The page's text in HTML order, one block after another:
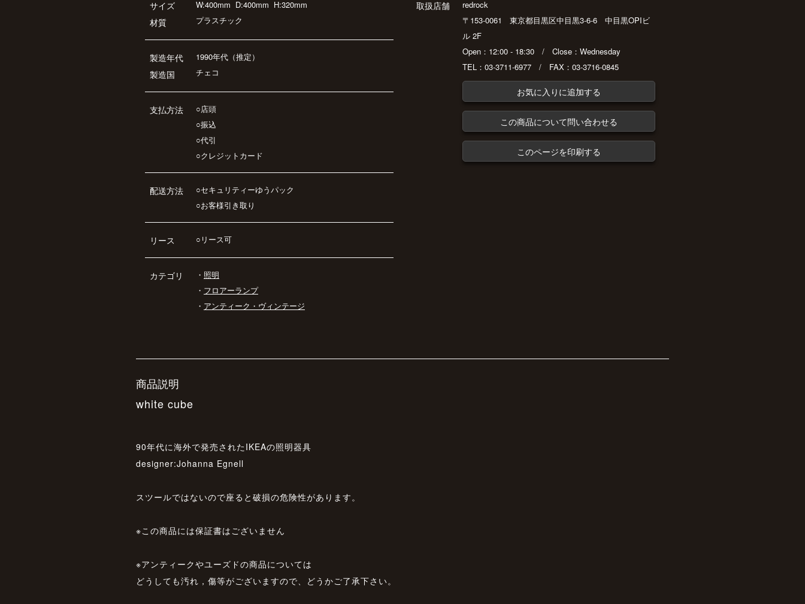
サイズ
材質
W:400mm D:400mm H:320mm
プラスチック
製造年代
製造国
1990年代（推定）
チェコ
支払方法
○店頭
○振込
○代引
○クレジットカード
配送方法
○セキュリティーゆうパック
○お客様引き取り
リース ○リース可
カテゴリ ・ 照明
・ フロアーランプ
・ アンティーク・ヴィンテージ
取扱店舗
redrock
〒153-0061 東京都目黒区中目黒3-6-6 中目黒OPIビ
ル 2F
Open：12:00 - 18:30 / Close：Wednesday
TEL：03-3711-6977 / FAX：03-3716-0845
お気に入りに追加する
この商品について問い合わせる
このページを印刷する
商品説明
white cube
90年代に海外で発売されたIKEAの照明器具
designer:Johanna Egnell
スツールではないので座ると破損の危険性があります。
※この商品には保証書はございません
※アンティークやユーズドの商品については
どうしても汚れ，傷等がございますので、どうかご了承下さい。